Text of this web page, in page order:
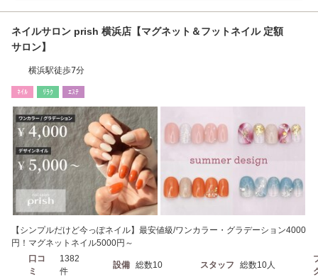
ネイルサロン prish 横浜店【マグネット＆フットネイル 定額
サロン】
横浜駅徒歩7分
ﾈｲﾙ ﾘﾗｸ ｴｽﾃ
【シンプルだけど今っぽネイル】最安値級/ワンカラー・グラデーション4000
円！マグネットネイル5000円～
口コ
ミ
1382
件
設備 総数10 スタッフ 総数10人